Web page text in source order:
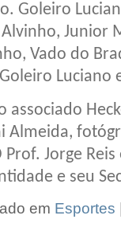
Goleiro
Junior
Vado do
associado
Almeida,
Prof. Jorge
e seu
em Esportes